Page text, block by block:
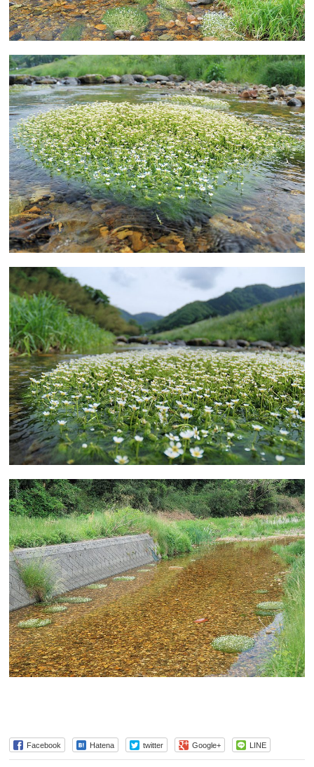
Facebook Hatena twitter Google+ LINE